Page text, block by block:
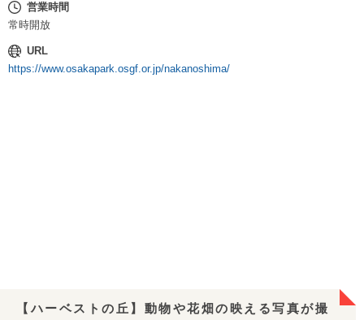
営業時間
常時開放
URL
https://www.osakapark.osgf.or.jp/nakanoshima/
【ハーベストの丘】動物や花畑の映える写真が撮